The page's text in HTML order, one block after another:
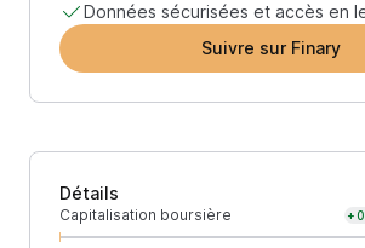
Données sécurisées et accès en
Suivre sur Finary
Détails
Capitalisation boursière